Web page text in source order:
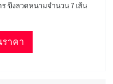
ร ขึงลวดหนามจำนวน 7 เส้น
ราคา